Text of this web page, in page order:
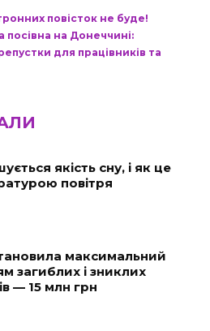
повісток не буде!
посівна на Донеччині:
для працівників та
якість сну, і як це
повітря
максимальний
загиблих і зниклих
— 15 млн грн